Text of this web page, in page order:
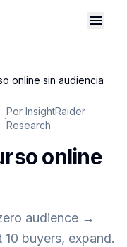
online sin audiencia
·
Por InsightRaider
Research
online
audience →
buyers, expand.